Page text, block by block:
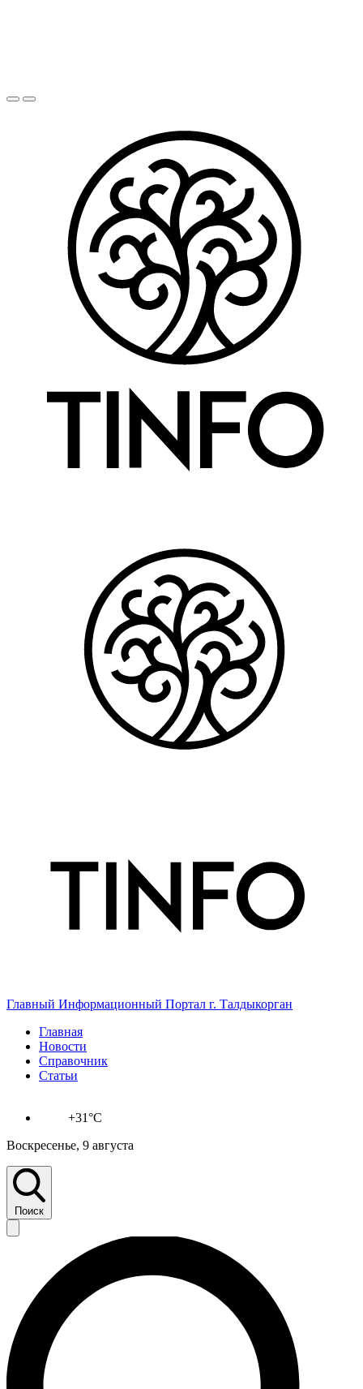
Главный Информационный Портал г. Талдыкорган
Главная
Новости
Справочник
Статьи
+31°C
Воскресенье, 9 августа
Поиск